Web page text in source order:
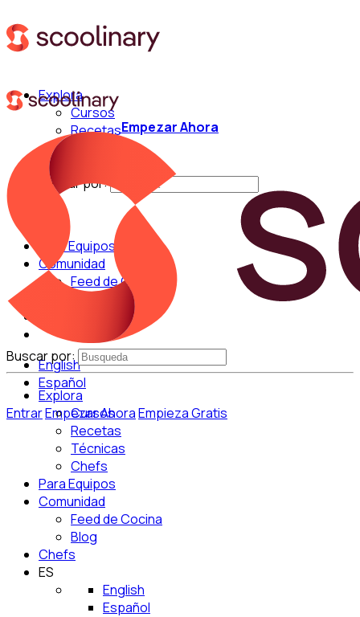
Explora
Cursos
Recetas
Buscar por:
Para Equipos
Comunidad
Feed de Cocina
English
Español
EntrarEmpezar AhoraEmpieza Gratis
Empezar Ahora
Buscar por:
Explora
Cursos
Recetas
Técnicas
Chefs
Para Equipos
Comunidad
Feed de Cocina
Blog
Chefs
ES
English
Español